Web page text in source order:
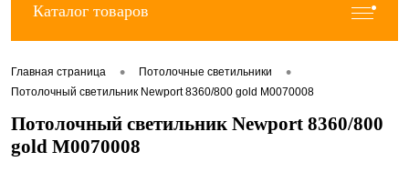
Каталог товаров
Главная страница • Потолочные светильники •
Потолочный светильник Newport 8360/800 gold М0070008
Потолочный светильник Newport 8360/800
gold М0070008